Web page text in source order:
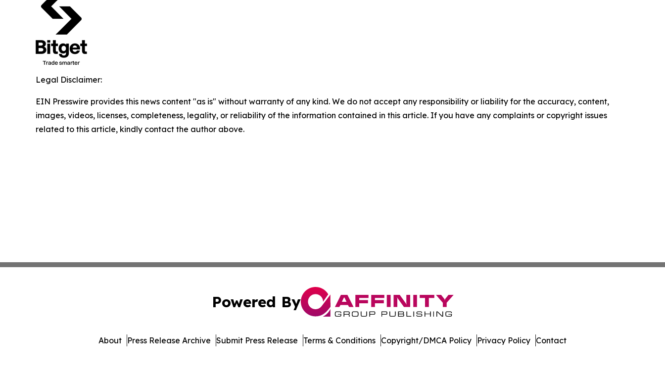
Legal Disclaimer:
EIN Presswire provides this news content "as is" without warranty of any kind. We do not accept any responsibility or liability for the accuracy, content,
images, videos, licenses, completeness, legality, or reliability of the information contained in this article. If you have any complaints or copyright issues
related to this article, kindly contact the author above.
Powered By
About Press Release Archive Submit Press Release Terms & Conditions Copyright/DMCA Policy Privacy Policy Contact